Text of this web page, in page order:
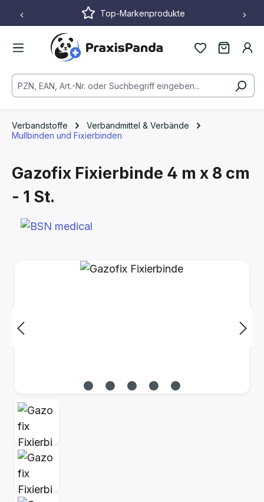
Zum Hauptinhalt springenTop-Markenprodukte
Verbandstoffe
Verbandmittel & Verbände
Mullbinden und Fixierbinden
Gazofix Fixierbinde 4 m x 8 cm
- 1 St.
Bildergalerie überspringen